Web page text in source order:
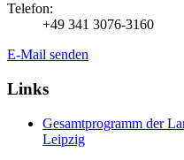
Telefon:
+49 341 3076-3160
E-Mail senden
Links
Gesamtprogramm der
Leipzig